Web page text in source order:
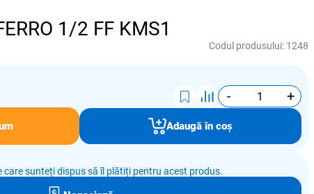
1/2 FF KMS1
Codul produsului: 1248
- +
Adaugă în coș
care sunteți dispus să îl plătiți pentru acest produs.